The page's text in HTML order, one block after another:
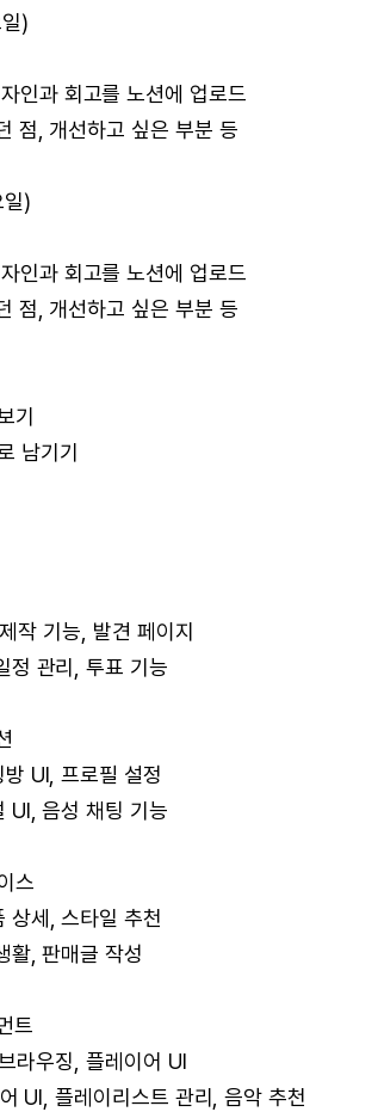
)
인과 회고를 노션에 업로드
점, 개선하고 싶은 부분 등
)
인과 회고를 노션에 업로드
점, 개선하고 싶은 부분 등
기
남기기
작 기능, 발견 페이지
정 관리, 투표 기능
UI, 프로필 설정
UI, 음성 채팅 기능
스
상세, 스타일 추천
활, 판매글 작성
트
라우징, 플레이어 UI
UI, 플레이리스트 관리, 음악 추천